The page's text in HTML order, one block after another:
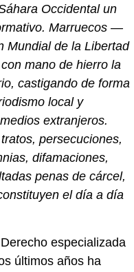
Occidental un
Marruecos —
Mundial de la Libertad
mano de hierro la
castigando de forma
local y
extranjeros.
persecuciones,
difamaciones,
penas de cárcel,
el día a día
especializada
últimos años ha